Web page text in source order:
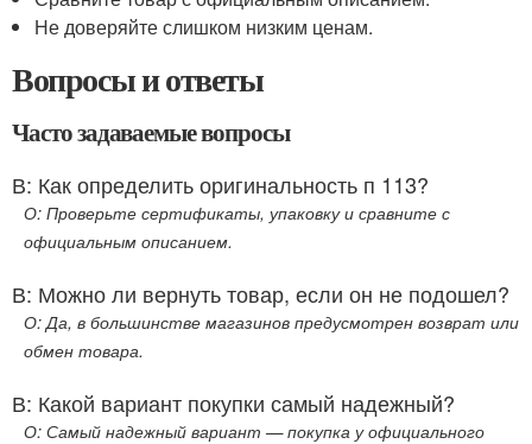
Не доверяйте слишком низким ценам.
Вопросы и ответы
Часто задаваемые вопросы
В: Как определить оригинальность п 113?
О: Проверьте сертификаты, упаковку и сравните с
официальным описанием.
В: Можно ли вернуть товар, если он не подошел?
О: Да, в большинстве магазинов предусмотрен возврат или
обмен товара.
В: Какой вариант покупки самый надежный?
О: Самый надежный вариант — покупка у официального